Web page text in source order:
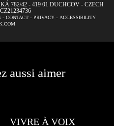
782/42 - 419 01 DUCHCOV - CZECH
-CONTACT -PRIVACY - ACCESSIBILITY
aussi aimer
VIVRE À VOIX